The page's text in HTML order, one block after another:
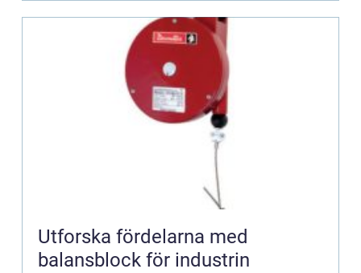
Utforska fördelarna med
balansblock för industrin